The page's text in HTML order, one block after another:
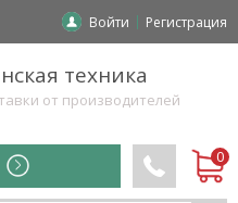
Войти Регистрация
техника
от производителей